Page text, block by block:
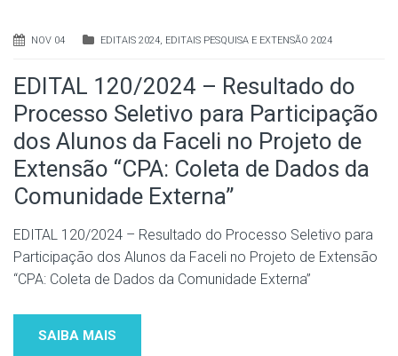
NOV 04 EDITAIS 2024, EDITAIS PESQUISA E EXTENSÃO 2024
EDITAL 120/2024 – Resultado do
Processo Seletivo para Participação
dos Alunos da Faceli no Projeto de
Extensão “CPA: Coleta de Dados da
Comunidade Externa”
EDITAL 120/2024 – Resultado do Processo Seletivo para
Participação dos Alunos da Faceli no Projeto de Extensão
“CPA: Coleta de Dados da Comunidade Externa”
SAIBA MAIS